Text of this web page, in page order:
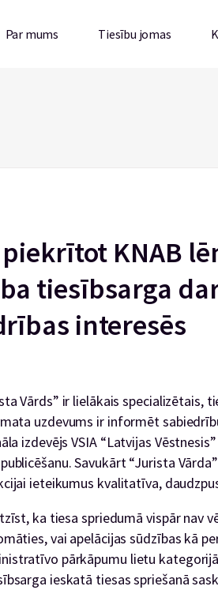
Par mums Tiesību jomas
KNAB
tiesībsarga
interesēs
Vārds” ir lielākais specializētais,
uzdevums ir informēt
izdevējs VSIA “Latvijas
Savukārt “Jurista
ieteikumus kvalitatīva,
ka tiesa spriedumā vispār nav
vai apelācijas sūdzības kā
pārkāpumu lietu
ieskatā tiesas spriešanā